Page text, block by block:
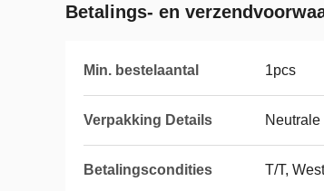
Betalings- en
Min. bestelaantal 1pcs
Verpakking Details
Betalingscondities T/T,